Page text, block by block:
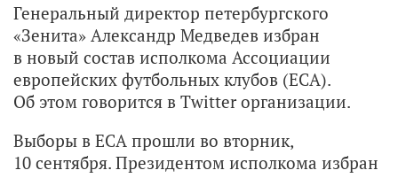
Генеральный директор петербургского
«Зенита» Александр Медведев избран
в новый состав исполкома Ассоциации
европейских футбольных клубов (ЕСА).
Об этом говорится в Twitter организации.
Выборы в ЕСА прошли во вторник,
10 сентября. Президентом исполкома избран